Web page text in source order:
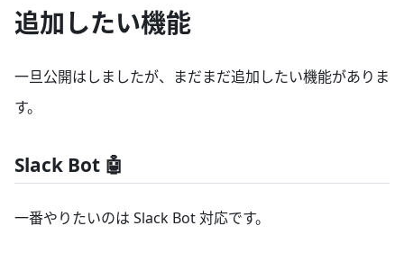
追加したい機能
一旦公開はしましたが、まだまだ追加したい機能がありま
す。
Slack Bot 🤖
一番やりたいのは Slack Bot 対応です。